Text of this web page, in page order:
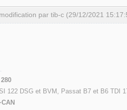
par tib-c (29/12/2021
122 DSG et BVM, Passat B7 et B6 TDI